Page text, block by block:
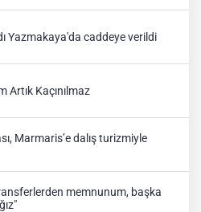
Yazmakaya'da caddeye verildi
Artık Kaçınılmaz
Marmaris’e dalış turizmiyle
memnunum, başka